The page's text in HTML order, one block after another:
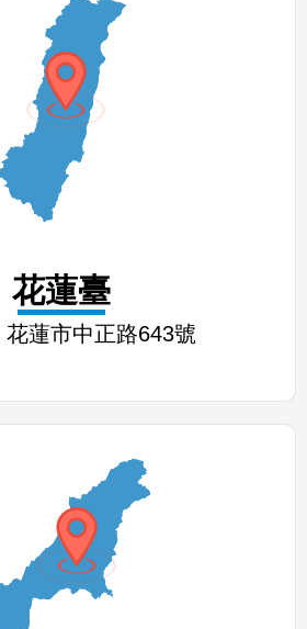
花蓮臺
花蓮市中正路643號